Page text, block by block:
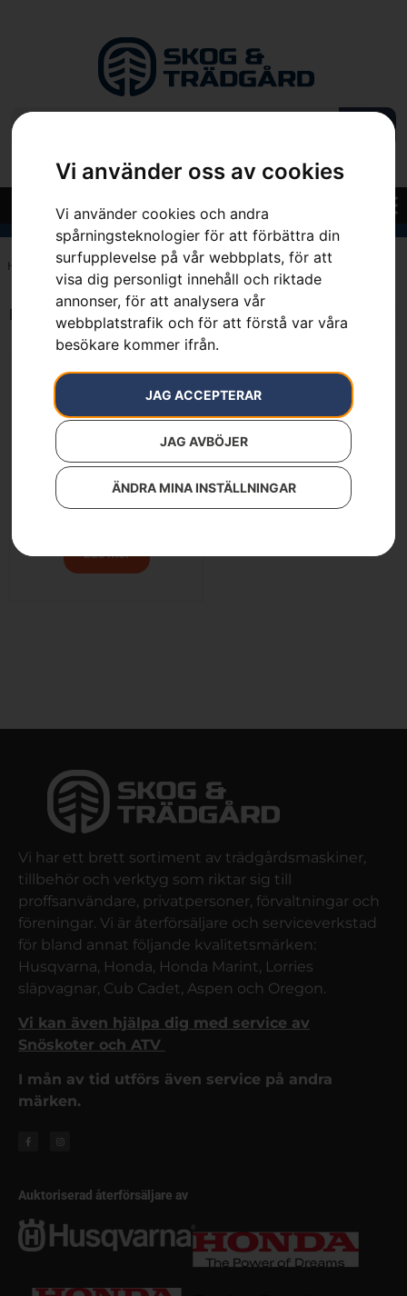
Vi använder oss av cookies
Vi använder cookies och andra
spårningsteknologier för att förbättra din
surfupplevelse på vår webbplats, för att
visa dig personligt innehåll och riktade
annonser, för att analysera vår
webbplatstrafik och för att förstå var våra
besökare kommer ifrån.
JAG ACCEPTERAR
JAG AVBÖJER
ÄNDRA MINA INSTÄLLNINGAR
Hem 130 cm
Endast ett sökresultat
Brytjärn, långt
1 690kr
Läs mer
Vi har ett brett sortiment av trädgårdsmaskiner,
tillbehör och verktyg som riktar sig till
proffsanvändare, privatpersoner, förvaltningar och
föreningar. Vi är återförsäljare och serviceverkstad
för bland annat följande kvalitetsmärken:
Husqvarna, Honda, Honda Marint, Lorries
släpvagnar, Cub Cadet, Aspen och Oregon.
Vi kan även hjälpa dig med service av
Snöskoter och ATV
I mån av tid utförs även service på andra
märken.
Auktoriserad återförsäljare av